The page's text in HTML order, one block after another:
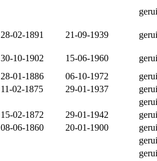
28-02-1891 21-09-1939
30-10-1902 15-06-1960
28-01-1886 06-10-1972
11-02-1875 29-01-1937
15-02-1872 29-01-1942
08-06-1860 20-01-1900